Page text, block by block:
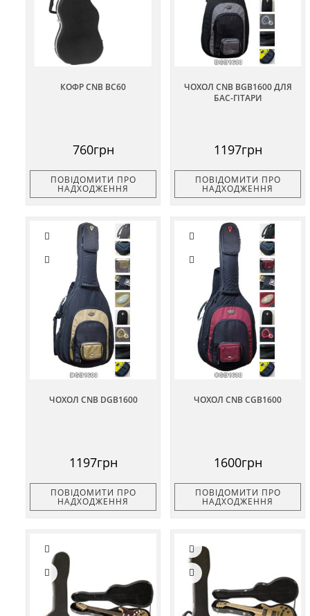
КОФР CNB BC60
760грн
ПОВІДОМИТИ ПРО
НАДХОДЖЕННЯ
ЧОХОЛ CNB BGB1600 ДЛЯ
БАС-ГІТАРИ
1197грн
ПОВІДОМИТИ ПРО
НАДХОДЖЕННЯ
ЧОХОЛ CNB DGB1600
1197грн
ПОВІДОМИТИ ПРО
НАДХОДЖЕННЯ
ЧОХОЛ CNB CGB1600
1600грн
ПОВІДОМИТИ ПРО
НАДХОДЖЕННЯ